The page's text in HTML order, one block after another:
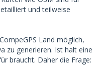
und teilweise
Land möglich,
zu generieren. Ist halt eine
braucht. Daher die Frage: